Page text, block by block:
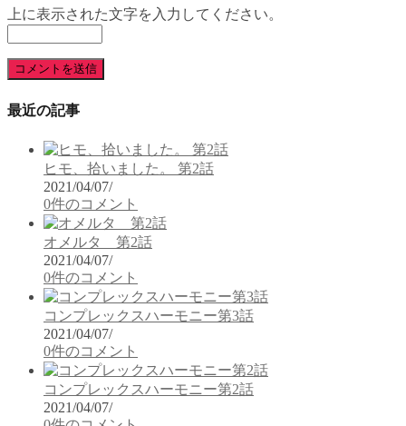
上に表示された文字を入力してください。
最近の記事
ヒモ、拾いました。 第2話
2021/04/07/
0件のコメント
オメルタ 第2話
2021/04/07/
0件のコメント
コンプレックスハーモニー第3話
2021/04/07/
0件のコメント
コンプレックスハーモニー第2話
2021/04/07/